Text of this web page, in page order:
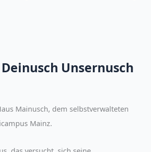
Unsernusch
Mainusch, dem selbstverwalteten
Mainz.